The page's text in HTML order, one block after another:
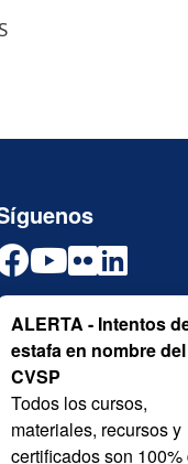
ALERTA - Intentos
estafa en nombre del
CVSP
Todos los cursos,
materiales, recursos y
certificados son 100%